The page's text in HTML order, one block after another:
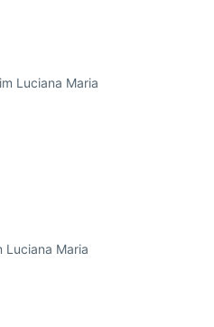
Luciana Maria
Luciana Maria